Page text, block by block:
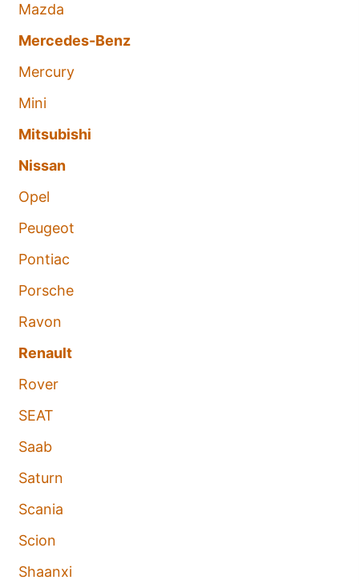
Mazda
Mercedes-Benz
Mercury
Mini
Mitsubishi
Nissan
Opel
Peugeot
Pontiac
Porsche
Ravon
Renault
Rover
SEAT
Saab
Saturn
Scania
Scion
Shaanxi